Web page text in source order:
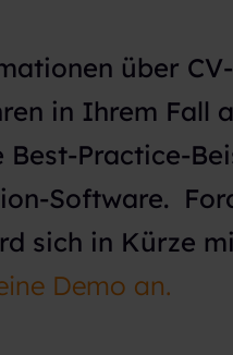
über
in Ihrem Fall
Practice-
Software.
sich in Kürze
Demo an.